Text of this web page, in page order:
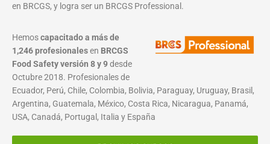
en BRCGS, y logra ser un BRCGS Professional.
Hemoscapacitado a más de
1,246 profesionalesen BRCGS
Food Safety versión 8 y 9desde
Octubre 2018. Profesionales de
Ecuador, Perú, Chile, Colombia, Bolivia, Paraguay, Uruguay, Brasil,
Argentina, Guatemala, México, Costa Rica, Nicaragua, Panamá,
USA, Canadá, Portugal, Italia y España